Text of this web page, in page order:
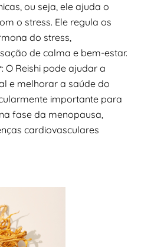
ou seja, ele ajuda o
o stress. Ele regula os
do stress,
de calma e bem-estar.
: O Reishi pode ajudar a
e melhorar a saúde do
importante para
fase da menopausa,
cardiovasculares